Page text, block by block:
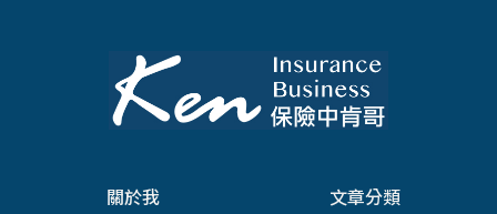
關於我 文章分類